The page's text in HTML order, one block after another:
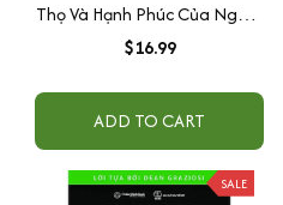
Thọ Và Hạnh Phúc Của Người
Nhật
$16.99
ADD TO CART
SALE